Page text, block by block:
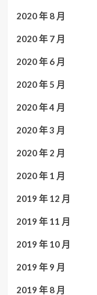
2020 年 8 月
2020 年 7 月
2020 年 6 月
2020 年 5 月
2020 年 4 月
2020 年 3 月
2020 年 2 月
2020 年 1 月
2019 年 12 月
2019 年 11 月
2019 年 10 月
2019 年 9 月
2019 年 8 月